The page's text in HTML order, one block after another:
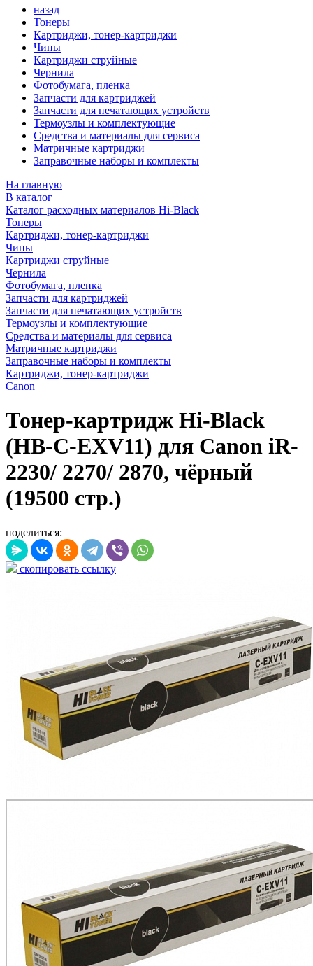
назад
Тонеры
Картриджи, тонер-картриджи
Чипы
Картриджи струйные
Чернила
Фотобумага, пленка
Запчасти для картриджей
Запчасти для печатающих устройств
Термоузлы и комплектующие
Средства и материалы для сервиса
Матричные картриджи
Заправочные наборы и комплекты
На главную
В каталог
Каталог расходных материалов Hi-Black
Тонеры
Картриджи, тонер-картриджи
Чипы
Картриджи струйные
Чернила
Фотобумага, пленка
Запчасти для картриджей
Запчасти для печатающих устройств
Термоузлы и комплектующие
Средства и материалы для сервиса
Матричные картриджи
Заправочные наборы и комплекты
Картриджи, тонер-картриджи
Canon
Тонер-картридж Hi-Black
(HB-C-EXV11) для Canon iR-
2230/ 2270/ 2870, чёрный
(19500 стр.)
поделиться:
скопировать ссылку